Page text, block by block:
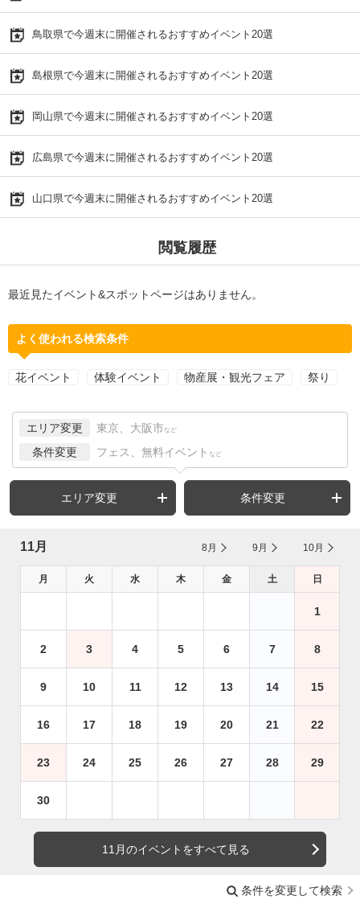
鳥取県で今週末に開催されるおすすめイベント20選
島根県で今週末に開催されるおすすめイベント20選
岡山県で今週末に開催されるおすすめイベント20選
広島県で今週末に開催されるおすすめイベント20選
山口県で今週末に開催されるおすすめイベント20選
閲覧履歴
最近見たイベント&スポットページはありません。
よく使われる検索条件
花イベント 体験イベント 物産展・観光フェア 祭り
エリア変更 東京、大阪市 など
条件変更 フェス、無料イベント など
エリア変更 条件変更
11月 8月 9月 10月
月 火 水 木 金 土 日
1
2 3 4 5 6 7 8
9 10 11 12 13 14 15
16 17 18 19 20 21 22
23 24 25 26 27 28 29
30
11月のイベントをすべて見る
条件を変更して検索